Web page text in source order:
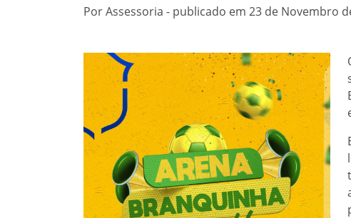
Por Assessoria - publicado em 23 de Novembro